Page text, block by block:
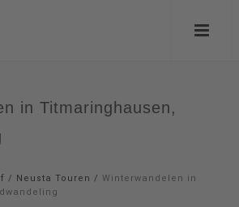
in Titmaringhausen,
/ Neusta Touren / Winterwandelen in